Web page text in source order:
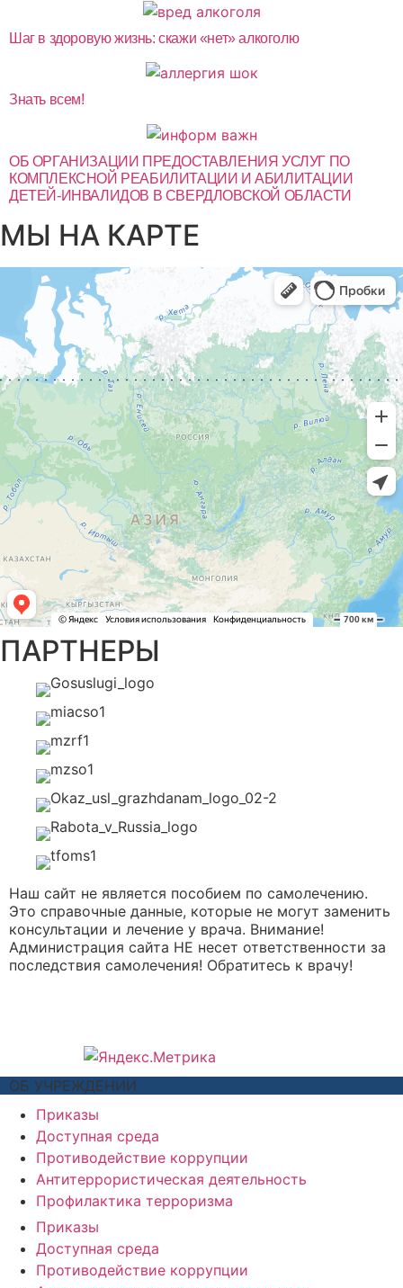
Шаг в здоровую жизнь: скажи «нет» алкоголю
Знать всем!
ОБ ОРГАНИЗАЦИИ ПРЕДОСТАВЛЕНИЯ УСЛУГ ПО
КОМПЛЕКСНОЙ РЕАБИЛИТАЦИИ И АБИЛИТАЦИИ
ДЕТЕЙ-ИНВАЛИДОВ В СВЕРДЛОВСКОЙ ОБЛАСТИ
МЫ НА КАРТЕ
ПАРТНЕРЫ
Наш сайт не является пособием по самолечению.
Это справочные данные, которые не могут заменить
консультации и лечение у врача. Внимание!
Администрация сайта НЕ несет ответственности за
последствия самолечения! Обратитесь к врачу!
ОБ УЧРЕЖДЕНИИ
Приказы
Доступная среда
Противодействие коррупции
Антитеррористическая деятельность
Профилактика терроризма
Приказы
Доступная среда
Противодействие коррупции